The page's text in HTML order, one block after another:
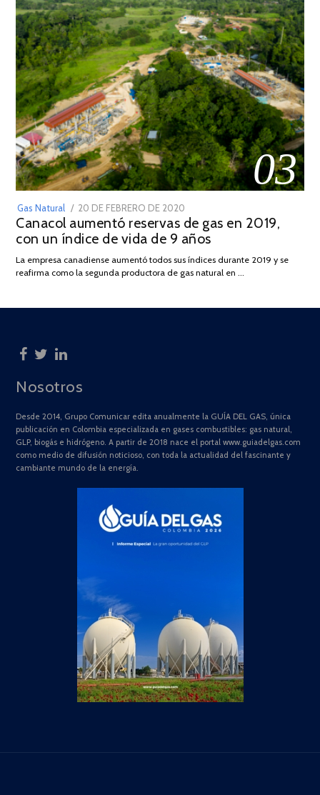
03
Gas Natural
POSTED
ON
20 DE FEBRERO DE 2020
DE
JULIO
2025
Canacol aumentó reservas de gas en 2019,
con un índice de vida de 9 años
La empresa canadiense aumentó todos sus índices durante 2019 y se
reafirma como la segunda productora de gas natural en …
Nosotros
Desde 2014, Grupo Comunicar edita anualmente la GUÍA DEL GAS, única
publicación en Colombia especializada en gases combustibles: gas natural,
GLP, biogás e hidrógeno. A partir de 2018 nace el portal www.guiadelgas.com
como medio de difusión noticioso, con toda la actualidad del fascinante y
cambiante mundo de la energía.